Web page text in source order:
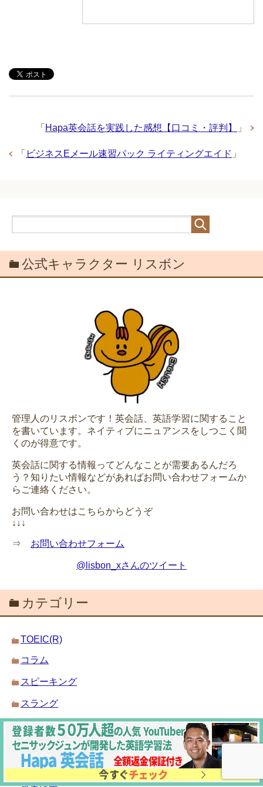
「 Hapa英会話を実践した感想【口コミ・評判】 」
「 ビジネスEメール速習パック ライティングエイド 」
公式キャラクター リスボン
管理人のリスボンです！英会話、英語学習に関すること
を書いています。ネイティブにニュアンスをしつこく聞
くのが得意です。
英会話に関する情報ってどんなことが需要あるんだろ
う？知りたい情報などがあればお問い合わせフォームか
らご連絡ください。
お問い合わせはこちらからどうぞ
↓↓↓
⇒ お問い合わせフォーム
@lisbon_xさんのツイート
カテゴリー
TOEIC(R)
コラム
スピーキング
スラング
ニュアンス
フレーズ
リスニング